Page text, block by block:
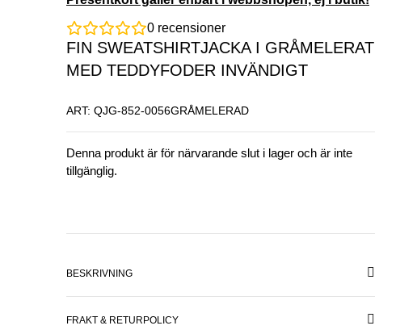
0 recensioner
FIN SWEATSHIRTJACKA I GRÅMELERAT
MED TEDDYFODER INVÄNDIGT
ART: QJG-852-0056GRÅMELERAD
Denna produkt är för närvarande slut i lager och är inte
tillgänglig.
BESKRIVNING
FRAKT & RETURPOLICY